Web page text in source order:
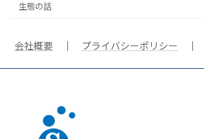
生態の話
会社概要 プライバシーポリシー